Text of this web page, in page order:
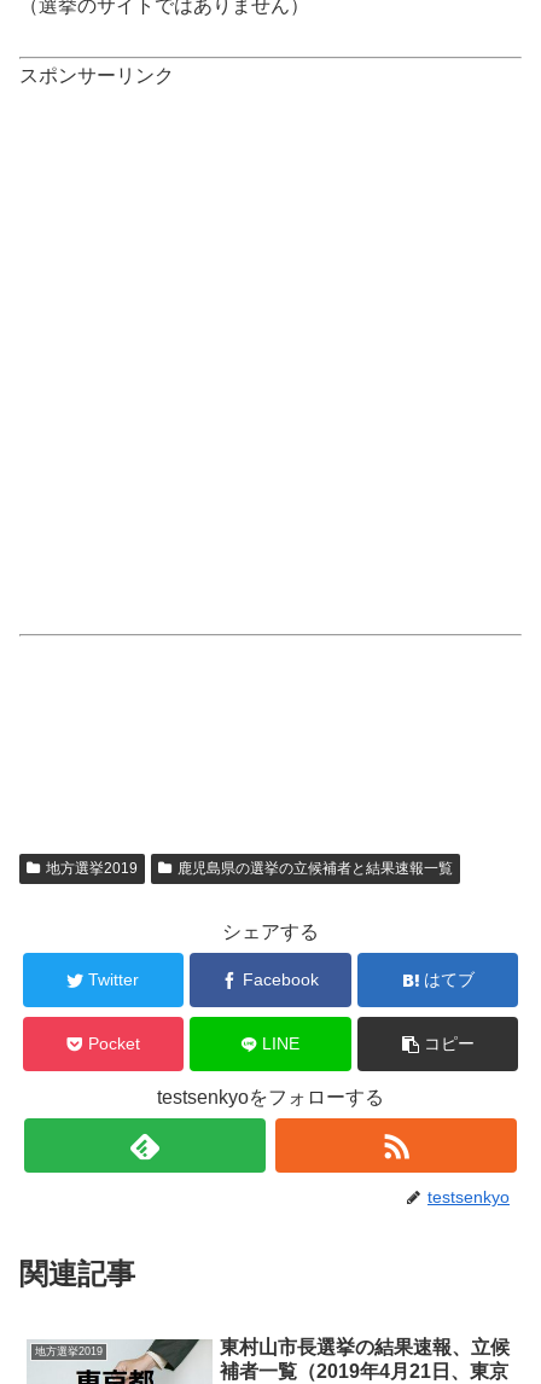
（選挙のサイトではありません）
スポンサーリンク
地方選挙2019 鹿児島県の選挙の立候補者と結果速報一覧
シェアする
Twitter Facebook はてブ
Pocket LINE コピー
testsenkyoをフォローする
testsenkyo
関連記事
地方選挙2019
東村山市長選挙の結果速報、立候
補者一覧（2019年4月21日、東京